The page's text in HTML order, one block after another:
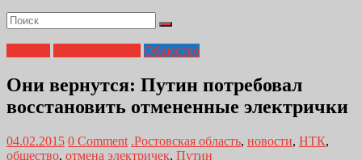
Общество
Они вернутся: Путин потребовал
восстановить отмененные электрички
04.02.2015 0 Comment .Ростовская область, новости, НТК,
общество, отмена электричек, Путин